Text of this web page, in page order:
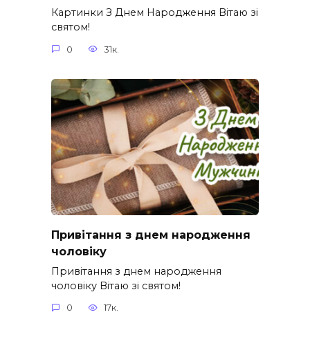
Картинки З Днем Народження Вітаю зі
святом!
0 31к.
Привітання з днем народження
чоловіку
Привітання з днем народження
чоловіку Вітаю зі святом!
0 17к.